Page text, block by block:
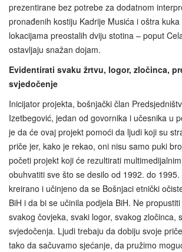
prezentirane bez potrebe za dodatnom
pronađenih kostiju Kadrije Musića i oštra
lokacijama preostalih dviju stotina – poput
ostavljaju snažan dojam.
Evidentirati svaku žrtvu, logor, zločinca,
svjedočenje
Inicijator projekta, bošnjački član
Izetbegović, jedan od govornika i učesnika u
je da će ovaj projekt pomoći da ljudi koji su
priče jer, kako je rekao, oni nisu samo puki
početi projekt koji će rezultirati
obuhvatiti sve što se desilo od 1992. do
kreirano i učinjeno da se Bošnjaci etnički
BiH i da bi se učinila podjela BiH. Ne
svakog čovjeka, svaki logor, svakog zločinca,
svjedočenja. Ljudi trebaju da dobiju svoje
tako da sačuvamo sjećanje, da pružimo